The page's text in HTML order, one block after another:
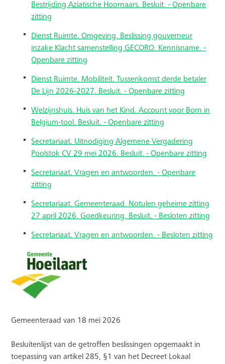
Bestrijding Aziatische Hoornaars. Besluit. - Openbare
zitting
Dienst Ruimte. Omgeving. Beslissing gouverneur
inzake Klacht samenstelling GECORO. Kennisname. -
Openbare zitting
Dienst Ruimte. Mobiliteit. Tussenkomst derde betaler
De Lijn 2026-2027. Besluit. - Openbare zitting
Welzijnshuis. Huis van het Kind. Account voor Born in
Belgium-tool. Besluit. - Openbare zitting
Secretariaat. Uitnodiging Algemene Vergadering
Poolstok CV 29 mei 2026. Besluit. - Openbare zitting
Secretariaat. Vragen en antwoorden. - Openbare
zitting
Secretariaat. Gemeenteraad. Notulen geheime zitting
27 april 2026. Goedkeuring. Besluit. - Besloten zitting
Secretariaat. Vragen en antwoorden. - Besloten zitting
Gemeenteraad van 18 mei 2026
Besluitenlijst van de getroffen beslissingen opgemaakt in
toepassing van artikel 285, §1 van het Decreet Lokaal